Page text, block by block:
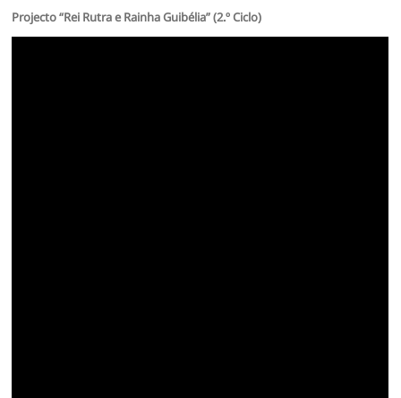
Projecto “Rei Rutra e Rainha Guibélia” (2.º Ciclo)